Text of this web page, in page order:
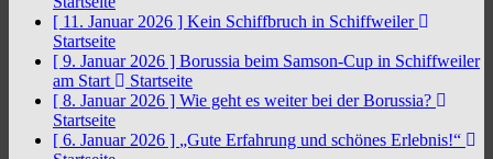
[ 11. Januar 2026 ] Kein Schiffbruch in Schiffweiler
Startseite
[ 9. Januar 2026 ] Borussia beim Samson-Cup in Schiffweiler
am Start
Startseite
[ 8. Januar 2026 ] Wie geht es weiter bei der Borussia?
Startseite
[ 6. Januar 2026 ] „Gute Erfahrung und schönes Erlebnis!“